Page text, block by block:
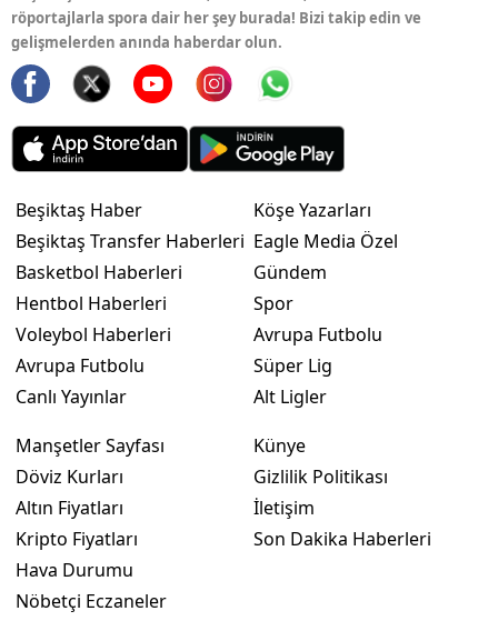
röportajlarla spora dair her şey burada! Bizi takip edin ve
gelişmelerden anında haberdar olun.
Beşiktaş Haber
Beşiktaş Transfer Haberleri
Basketbol Haberleri
Hentbol Haberleri
Voleybol Haberleri
Avrupa Futbolu
Canlı Yayınlar
Köşe Yazarları
Eagle Media Özel
Gündem
Spor
Avrupa Futbolu
Süper Lig
Alt Ligler
Manşetler Sayfası
Döviz Kurları
Altın Fiyatları
Kripto Fiyatları
Hava Durumu
Nöbetçi Eczaneler
Künye
Gizlilik Politikası
İletişim
Son Dakika Haberleri